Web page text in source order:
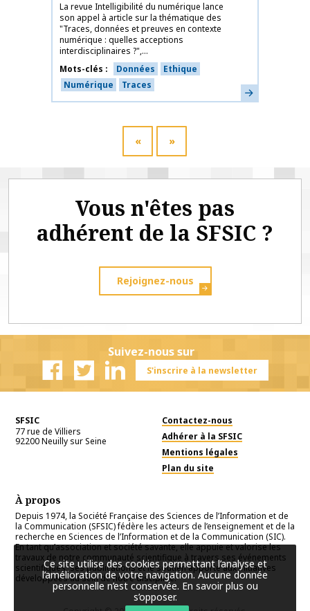
La revue Intelligibilité du numérique lance
son appel à article sur la thématique des
"Traces, données et preuves en contexte
numérique : quelles acceptions
interdisciplinaires ?",...
Mots-clés
Données
Ethique
Numérique
Traces En savoir plus
« »
Vous n'êtes pas
adhérent de la SFSIC ?
Rejoignez-nous
Suivez-nous sur
S'inscrire à la newsletter
SFSIC
77 rue de Villiers
92200Neuilly sur Seine
Contactez-nous
Adhérer à la SFSIC
Mentions légales
Plan du site
À propos
Depuis 1974, la Société Française des Sciences de l’Information et de
la Communication (SFSIC) fédère les acteurs de l’enseignement et de la
recherche en Sciences de l’Information et de la Communication (SIC).
En tant qu’association et société savante, elle appuie et valorise les
travaux de notre communauté scientifique à travers ses événements
scientifiques, ses publications et le soutien apporté aux initiatives
développées au sein de notre discipline.
Ce site utilise des cookies permettant l’analyse et
l’amélioration de votre navigation. Aucune donnée
personnelle n’est conservée. En savoir plus ou
s’opposer.